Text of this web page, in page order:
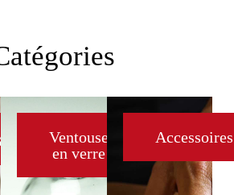
Ventouse
en verre
Accessoires